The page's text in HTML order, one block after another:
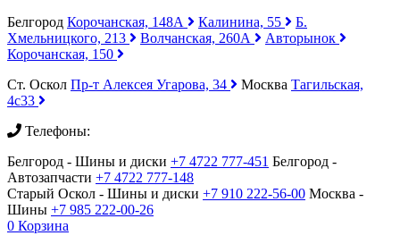
Белгород Корочанская, 148А Калинина, 55
Б.
Хмельницкого, 213
Волчанская, 260А
Авторынок
Корочанская, 150
Ст. Оскол Пр-т Алексея Угарова, 34 Москва Тагильская,
4с33
Телефоны:
Белгород - Шины и диски +7 4722 777-451 Белгород -
Автозапчасти +7 4722 777-148
Старый Оскол - Шины и диски +7 910 222-56-00 Москва -
Шины +7 985 222-00-26
0 Корзина